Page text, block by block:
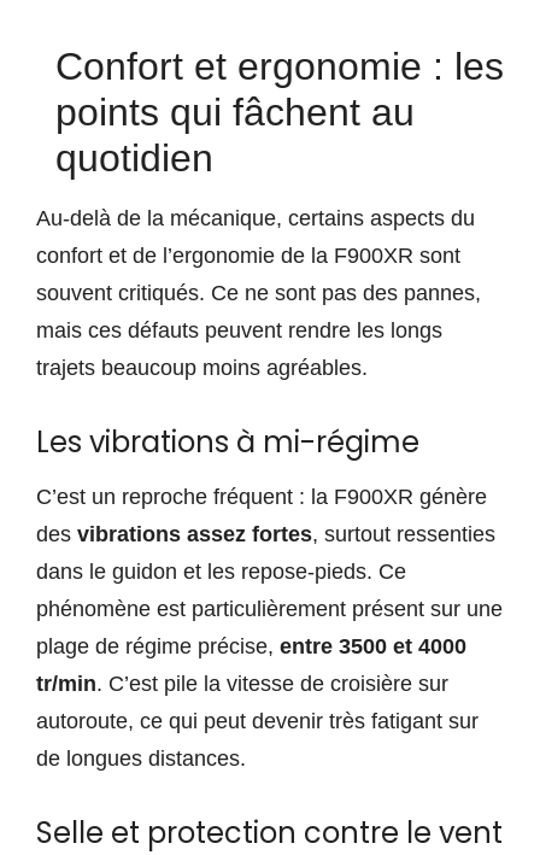
Confort et ergonomie : les
points qui fâchent au
quotidien
Au-delà de la mécanique, certains aspects du
confort et de l’ergonomie de la F900XR sont
souvent critiqués. Ce ne sont pas des pannes,
mais ces défauts peuvent rendre les longs
trajets beaucoup moins agréables.
Les vibrations à mi-régime
C’est un reproche fréquent : la F900XR génère
des vibrations assez fortes, surtout ressenties
dans le guidon et les repose-pieds. Ce
phénomène est particulièrement présent sur une
plage de régime précise, entre 3500 et 4000
tr/min. C’est pile la vitesse de croisière sur
autoroute, ce qui peut devenir très fatigant sur
de longues distances.
Selle et protection contre le vent